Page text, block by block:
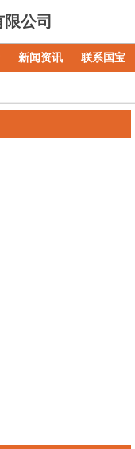
公司
新闻资讯 联系国宝